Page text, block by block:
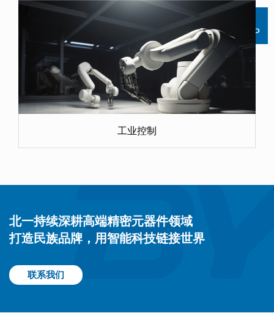
工业控制
北一持续深耕高端精密元器件领域
打造民族品牌，用智能科技链接世界
联系我们